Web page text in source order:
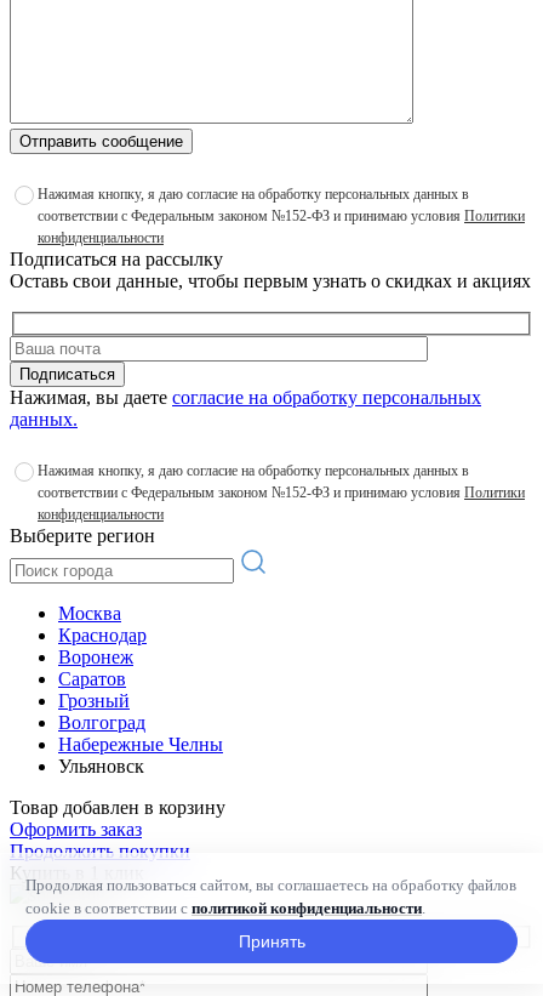
Отправить сообщение
Нажимая кнопку, я даю согласие на обработку персональных данных в
соответствии с Федеральным законом №152-ФЗ и принимаю условия Политики
конфиденциальности
Подписаться на рассылку
Оставь свои данные, чтобы первым узнать о скидках и акциях
Подписаться
Нажимая, вы даете согласие на обработку персональных
данных.
Нажимая кнопку, я даю согласие на обработку персональных данных в
соответствии с Федеральным законом №152-ФЗ и принимаю условия Политики
конфиденциальности
Выберите регион
Москва
Краснодар
Воронеж
Саратов
Грозный
Волгоград
Набережные Челны
Ульяновск
Товар добавлен в корзину
Оформить заказ
Продолжить покупки
Купить в 1 клик
Продолжая пользоваться сайтом, вы соглашаетесь на обработку файлов
cookie в соответствии с политикой конфиденциальности.
Принять